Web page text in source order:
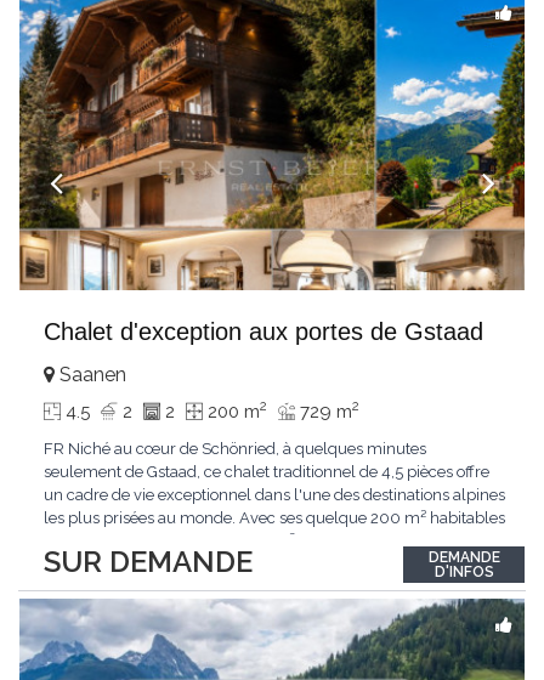
Chalet d'exception aux portes de Gstaad
SUR DEMANDE
Saanen
4.5 2 2 200 m2 729 m2
FR Niché au cœur de Schönried, à quelques minutes
seulement de Gstaad, ce chalet traditionnel de 4,5 pièces offre
un cadre de vie exceptionnel dans l'une des destinations alpines
les plus prisées au monde. Avec ses quelque 200 m² habitables
situation dominante offrant une vue dégagée sur le village de
Gstaad et les sommets...
DEMANDE
D'INFOS